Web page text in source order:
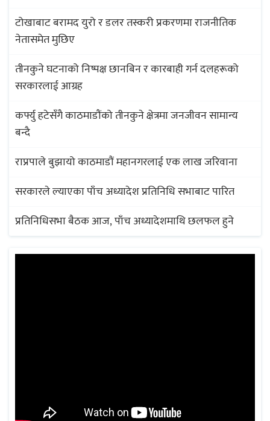
टोखाबाट बरामद युरो र डलर तस्करी प्रकरणमा राजनीतिक
नेतासमेत मुछिए
तीनकुने घटनाको निष्पक्ष छानबिन र कारबाही गर्न दलहरूको
सरकारलाई आग्रह
कर्फ्यु हटेसँगै काठमाडौंको तीनकुने क्षेत्रमा जनजीवन सामान्य
बन्दै
राप्रपाले बुझायो काठमाडौं महानगरलाई एक लाख जरिवाना
सरकारले ल्याएका पाँच अध्यादेश प्रतिनिधि सभाबाट पारित
प्रतिनिधिसभा बैठक आज, पाँच अध्यादेशमाथि छलफल हुने